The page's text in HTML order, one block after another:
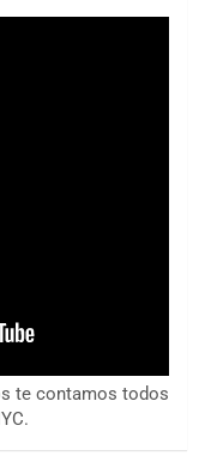
te contamos todos